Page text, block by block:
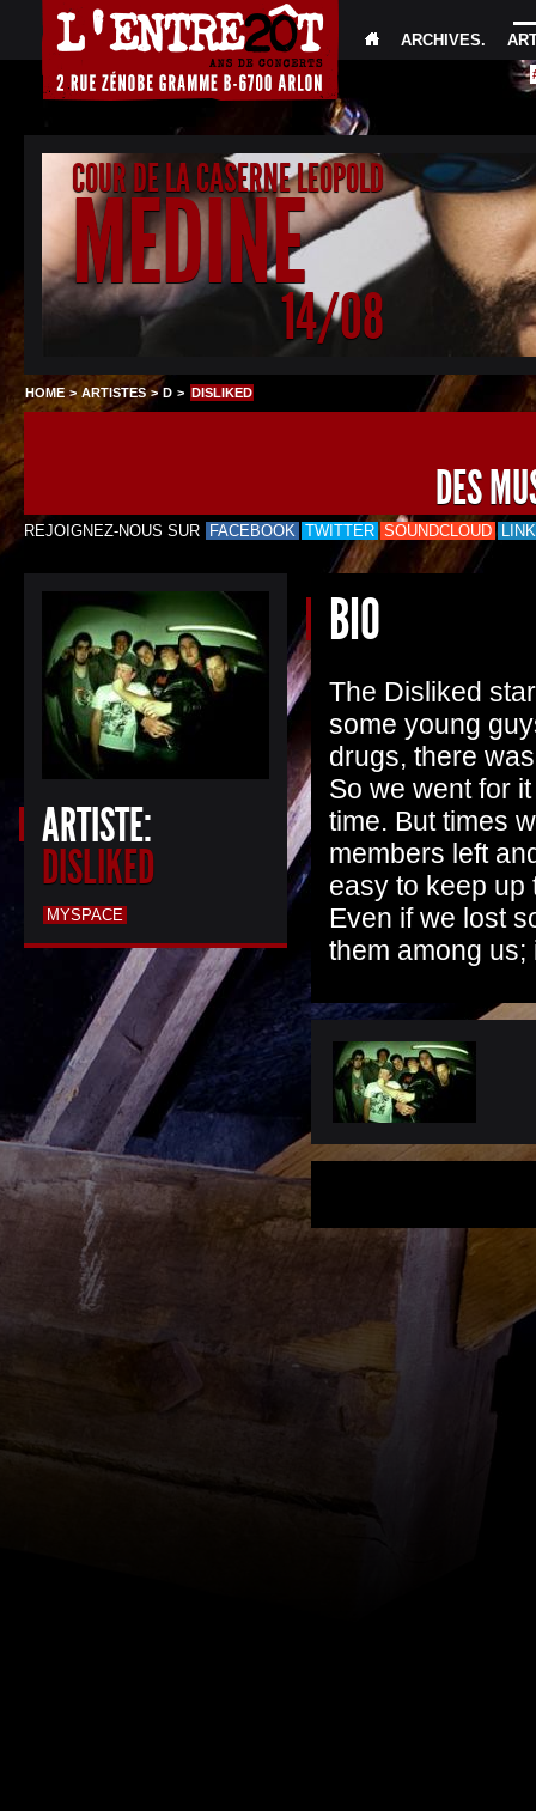
ARCHIVES.
COUR DE LA CASERNE LEOPOLD
MEDINE
14/08
HOME >ARTISTES>D > DISLIKED
DES
REJOIGNEZ-NOUS SUR FACEBOOK TWITTER SOUNDCLOUD
ARTISTE:
DISLIKED
MYSPACE
BIO
The Disliked
some young
drugs, there
So we went for
time. But times
members left
easy to keep up
Even if we lost
them among